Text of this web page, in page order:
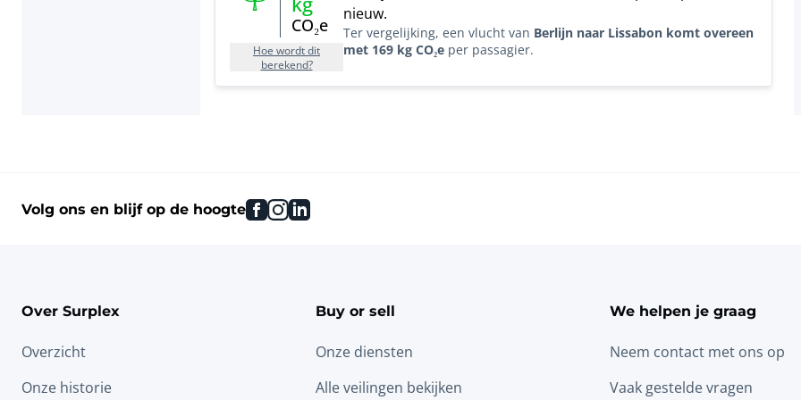
CO₂e
Hoe wordt dit
berekend?
nieuw.
Ter vergelijking, een vlucht van Berlijn naar Lissabon komt overeen
met 169 kg CO₂e per passagier.
Volg ons en blijf op de hoogte facebook
instagram
linkedin
Over Surplex
Overzicht
Onze historie
Buy or sell
Onze diensten
Alle veilingen bekijken
We helpen je graag
Neem contact met ons op
Vaak gestelde vragen